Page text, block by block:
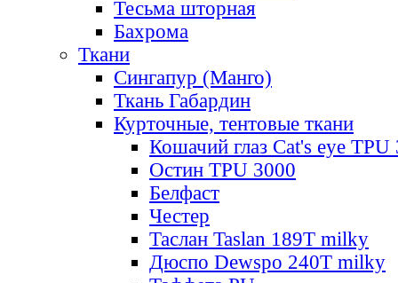
Тесьма шторная
Бахрома
Ткани
Сингапур (Манго)
Ткань Габардин
Курточные, тентовые ткани
Кошачий глаз Cat's eye TPU
Остин TPU 3000
Белфаст
Честер
Таслан Taslan 189T milky
Дюспо Dewspo 240T milky